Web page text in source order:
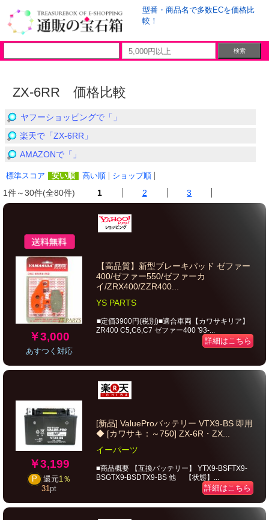
型番・商品名で多数ECを価格比
較！
ZX-6RR 価格比較
ヤフーショッピングで「」
楽天で「ZX-6RR」
AMAZONで「」
標準スコア 安い順 高い順 ショップ順
1件～30件(全80件) 1 2 3
￥3,000
あすつく対応
【高品質】新型ブレーキパッド ゼファー
400/ゼファー550/ゼファーカ
イ/ZRX400/ZZR400...
YS PARTS
■定価3900円(税別)■適合車両【カワサキリア】
ZR400 C5,C6,C7 ゼファー400 '93-...
詳細はこちら
￥3,199
P 還元1％
31pt
[新品] ValueProバッテリー VTX9-BS 即用
◆ [カワサキ：～750] ZX-6R・ZX...
イーパーツ
■商品概要 【互換バッテリー】 YTX9-BSFTX9-
BSGTX9-BSDTX9-BS 他 【状態】...
詳細はこちら